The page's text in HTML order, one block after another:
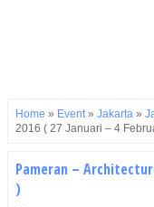
Home » Event» Jakarta »
2016 ( 27 Januari – 4
Pameran –
)